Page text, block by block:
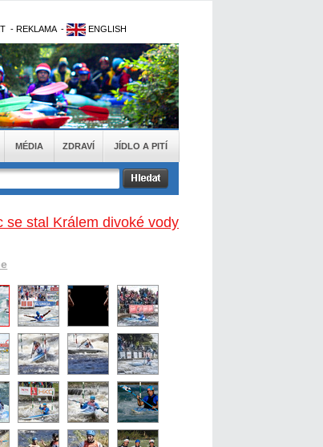
- REKLAMA - ENGLISH
MÉDIA ZDRAVÍ JÍDLO A PITÍ
se stal Králem divoké vody